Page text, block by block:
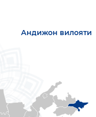
Андижон вилояти